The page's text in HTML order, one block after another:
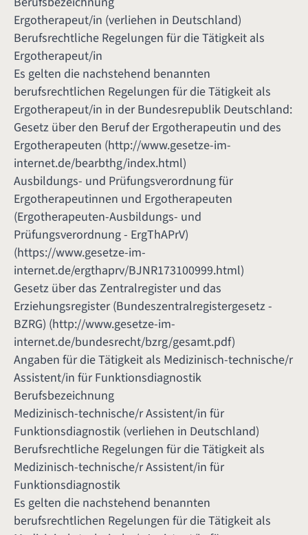
Ergotherapeut/in (verliehen in Deutschland)
Berufsrechtliche Regelungen für die Tätigkeit als
Ergotherapeut/in
Es gelten die nachstehend benannten
berufsrechtlichen Regelungen für die Tätigkeit als
Ergotherapeut/in in der Bundesrepublik Deutschland:
Gesetz über den Beruf der Ergotherapeutin und des
Ergotherapeuten (http://www.gesetze-im-
internet.de/bearbthg/index.html)
Ausbildungs- und Prüfungsverordnung für
Ergotherapeutinnen und Ergotherapeuten
(Ergotherapeuten-Ausbildungs- und
Prüfungsverordnung - ErgThAPrV)
(https://www.gesetze-im-
internet.de/ergthaprv/BJNR173100999.html)
Gesetz über das Zentralregister und das
Erziehungsregister (Bundeszentralregistergesetz -
BZRG) (http://www.gesetze-im-
internet.de/bundesrecht/bzrg/gesamt.pdf)
Angaben für die Tätigkeit als Medizinisch-technische/r
Assistent/in für Funktionsdiagnostik
Berufsbezeichnung
Medizinisch-technische/r Assistent/in für
Funktionsdiagnostik (verliehen in Deutschland)
Berufsrechtliche Regelungen für die Tätigkeit als
Medizinisch-technische/r Assistent/in für
Funktionsdiagnostik
Es gelten die nachstehend benannten
berufsrechtlichen Regelungen für die Tätigkeit als